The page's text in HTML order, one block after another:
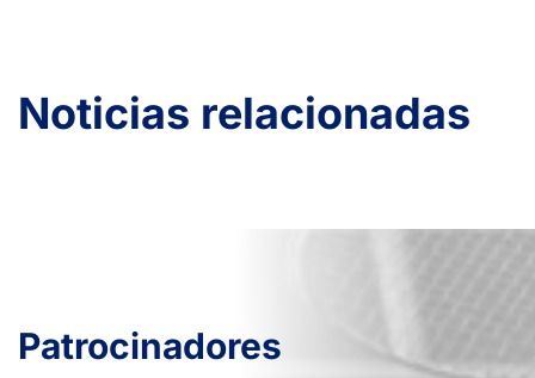
Noticias relacionadas
Patrocinadores